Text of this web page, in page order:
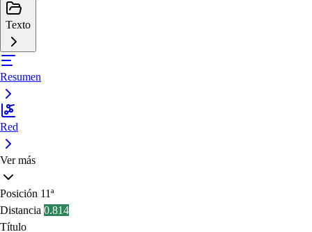
Texto
Resumen
Red
Ver más
Posición 11ª
Distancia 0.814
Título